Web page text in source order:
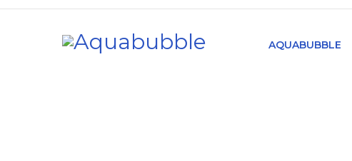
AQUABUBBLE